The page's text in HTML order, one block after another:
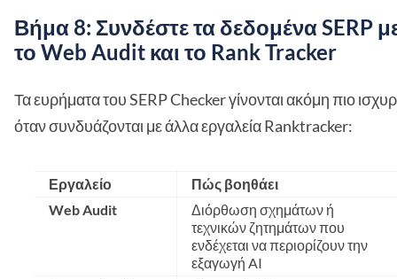
Βήμα 8: Συνδέστε τα δεδομένα SERP
το Web Audit και το Rank Tracker
Τα ευρήματα του SERP Checker γίνονται ακόμη πιο
όταν συνδυάζονται με άλλα εργαλεία Ranktracker:
Εργαλείο
Πώς βοηθάει
Web Audit
Διόρθωση σχημάτων ή
τεχνικών ζητημάτων που
ενδέχεται να περιορίζουν την
εξαγωγή AI